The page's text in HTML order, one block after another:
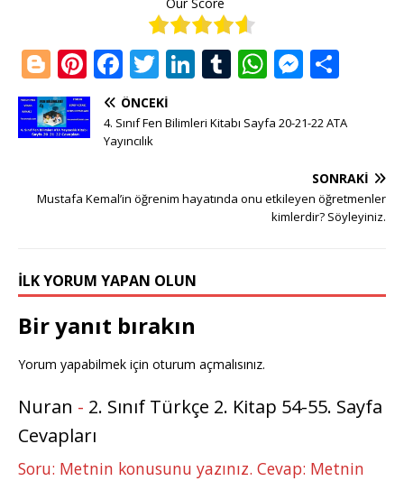
Bl
o
g
g
r
Pi
n
te
r
st
F
a
c
e
o
k
T
w
it
Li
k
n
T
m
W
at
p
M
ss
n
g
ar
ÖNCEKI
4. Sınıf Fen Bilimleri Kitabı Sayfa 20-21-22 ATA
Yayıncılık
SONRAKI
Mustafa Kemal’in öğrenim hayatında onu etkileyen öğretmenler
kimlerdir? Söyleyiniz.
İLK YORUM YAPAN OLUN
Bir yanıt bırakın
Yorum yapabilmek için oturum açmalısınız.
Nuran - 2. Sınıf Türkçe 2. Kitap 54-55. Sayfa
Cevapları
Soru: Metnin konusunu yazınız. Cevap: Metnin